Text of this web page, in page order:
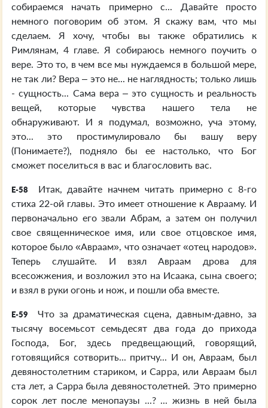
собираемся начать примерно с... Давайте просто
немного поговорим об этом. Я скажу вам, что мы
сделаем. Я хочу, чтобы вы также обратились к
Римлянам, 4 главе. Я собираюсь немного поучить о
вере. Это то, в чем все мы нуждаемся в большой мере,
не так ли? Вера – это не... не наглядность; только лишь
- сущность... Сама вера – это сущность и реальность
вещей, которые чувства нашего тела не
обнаруживают. И я подумал, возможно, уча этому,
это... это простимулировало бы вашу веру
(Понимаете?), подняло бы ее настолько, что Бог
сможет поселиться в вас и благословить вас.
E-58
Итак, давайте начнем читать примерно с 8-го
стиха 22-ой главы. Это имеет отношение к Аврааму. И
первоначально его звали Абрам, а затем он получил
свое священническое имя, или свое отцовское имя,
которое было «Авраам», что означает «отец народов».
Теперь слушайте. И взял Авраам дрова для
всесожжения, и возложил это на Исаака, сына своего;
и взял в руки огонь и нож, и пошли оба вместе.
E-59
Что за драматическая сцена, давным-давно, за
тысячу восемьсот семьдесят два года до прихода
Господа, Бог, здесь предвещающий, говорящий,
готовящийся сотворить... притчу... И он, Авраам, был
девяностолетним стариком, и Сарра, или Авраам был
ста лет, а Сарра была девяностолетней. Это примерно
сорок лет после менопаузы ...? ... жизнь в ней была